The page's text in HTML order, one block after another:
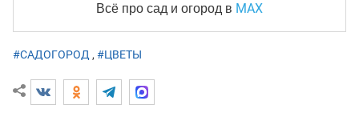
Всё про сад и огород в MAX
#САДОГОРОД, #ЦВЕТЫ